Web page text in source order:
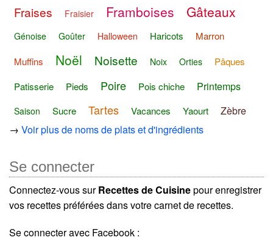
Fraises Fraisier Framboises Gâteaux
Génoise Goûter Halloween Haricots
Marron
Muffins
Noël Noisette Noix Orties
Pâques
Patisserie
Pieds Poire Pois chiche Printemps
Saison Sucre Tartes Vacances Yaourt
Zèbre
→ Voir plus de noms de plats et d'ingrédients
Se connecter
Connectez-vous surRecettes de Cuisinepour enregistrer
vos recettes préférées dans votre carnet de recettes.
Se connecter avec Facebook :